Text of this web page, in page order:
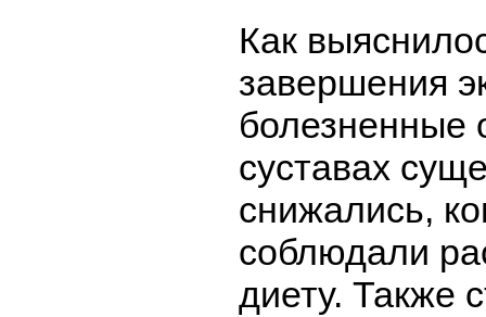
Как
завершения
суставах
снижались,
соблюдали
диету. Также